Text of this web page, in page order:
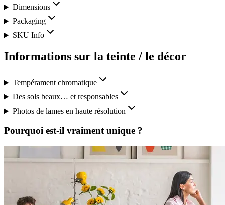
Dimensions
Packaging
SKU Info
Informations sur la teinte / le décor
Tempérament chromatique
Des sols beaux… et responsables
Photos de lames en haute résolution
Pourquoi est-il vraiment unique ?